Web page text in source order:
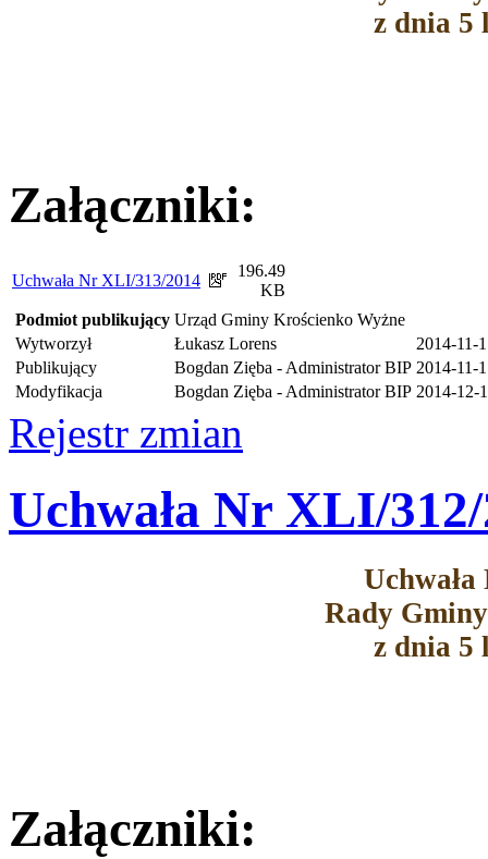
z dnia 5
Załączniki:
Uchwała Nr XLI/313/2014
196.49
KB
Podmiot publikujący Urząd Gminy Krościenko Wyżne
Wytworzył
Łukasz Lorens
2014-11-
Publikujący
Bogdan Zięba - Administrator BIP 2014-11-
Modyfikacja
Bogdan Zięba - Administrator BIP 2014-12-
Rejestr zmian
Uchwała Nr XLI/
Rady
z dnia 5
Załączniki: